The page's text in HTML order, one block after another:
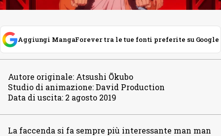
Aggiungi MangaForever tra le tue fonti preferite su Google
Autore originale: Atsushi Ōkubo
Studio di animazione:David Production
Data di uscita: 2 agosto 2019
La faccenda si fa sempre più interessante man man